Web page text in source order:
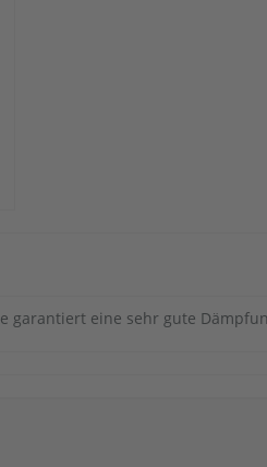
garantiert eine sehr gute